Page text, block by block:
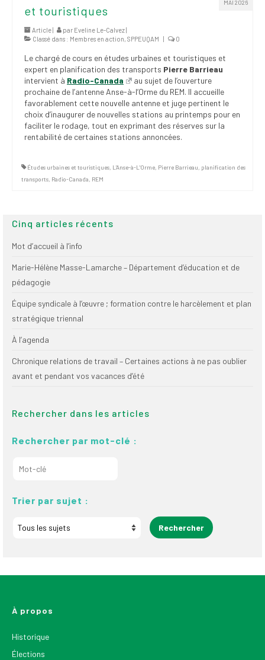
Publications
Nouvelles du
SPPEUQAM
Communiqués
SPPEUQAM@ctualités
MAI 2026
et touristiques
Article | par Eveline Le-Calvez|
Classé dans : Membres en action, SPPEUQAM | 0
Le chargé de cours en études urbaines et touristiques et
expert en planification des transports Pierre Barrieau
intervient à Radio-Canada
au sujet de l’ouverture
prochaine de l’antenne Anse-à-l’Orme du REM. Il accueille
favorablement cette nouvelle antenne et juge pertinent le
choix d’inaugurer de nouvelles stations au printemps pour en
faciliter le rodage, tout en exprimant des réserves sur la
rentabilité de certaines stations annoncées.
Études urbaines et touristiques, L'Anse-à-L'Orme, Pierre Barrieau, planification des
transports, Radio-Canada, REM
Cinq articles récents
Mot d’accueil à l’info
Marie-Hélène Masse-Lamarche – Département d’éducation et de
pédagogie
Équipe syndicale à l’œuvre ; formation contre le harcèlement et plan
stratégique triennal
À l’agenda
Chronique relations de travail – Certaines actions à ne pas oublier
avant et pendant vos vacances d’été
Rechercher dans les articles
Rechercher par mot-clé :
Trier par sujet :
À propos
Historique
Élections